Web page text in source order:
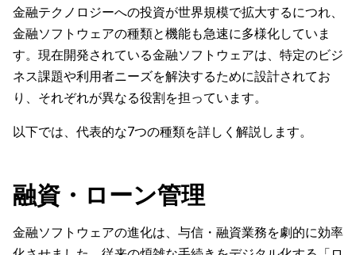
金融テクノロジーへの投資が世界規模で拡大するにつれ、
金融ソフトウェアの種類と機能も急速に多様化していま
す。現在開発されている金融ソフトウェアは、特定のビジ
ネス課題や利用者ニーズを解決するために設計されてお
り、それぞれが異なる役割を担っています。
以下では、代表的な7つの種類を詳しく解説します。
融資・ローン管理
金融ソフトウェアの進化は、与信・融資業務を劇的に効率